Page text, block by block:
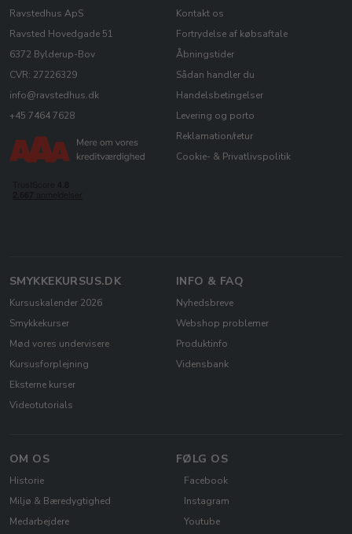
Ravstedhus ApS
Ravsted Hovedgade 51
6372 Bylderup-Bov
CVR: 27226329
info@ravstedhus.dk
+45 7464 7628
Kontakt os
Fortrydelse af købsaftale
Åbningstider
Sådan handler du
Handelsbetingelser
Levering og porto
Reklamation/retur
Cookie- & Privatlivspolitik
SMYKKEKURSUS.DK
Kursuskalender 2026
Smykkekurser
Mød vores undervisere
Kursusforplejning
Eksterne kurser
Videotutorials
INFO & FAQ
Nyhedsbreve
Webshop problemer
Produktinfo
Vidensbank
OM OS
Historie
Miljø & Bæredygtighed
Medarbejdere
FØLG OS
Facebook
Instagram
Youtube